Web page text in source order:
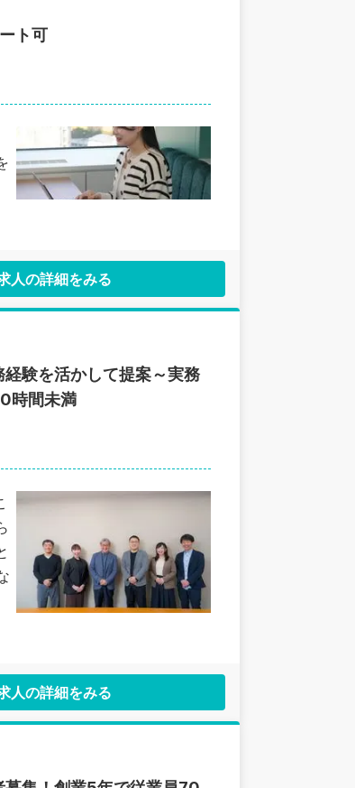
ト可
人の詳細をみる
経験を活かして提案～実務
時間未満
人の詳細をみる